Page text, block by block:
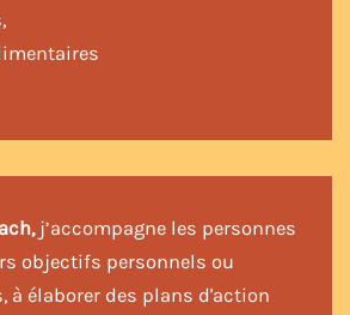
j’accompagne les personnes
objectifs personnels ou
à élaborer des plans d'action